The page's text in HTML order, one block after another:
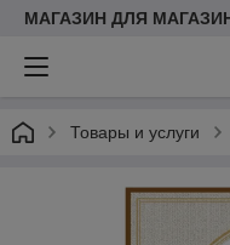
МАГАЗИН ДЛЯ
Товары и услуги